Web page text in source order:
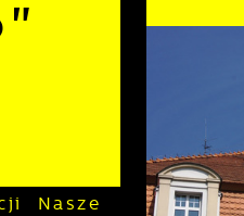
Nasze